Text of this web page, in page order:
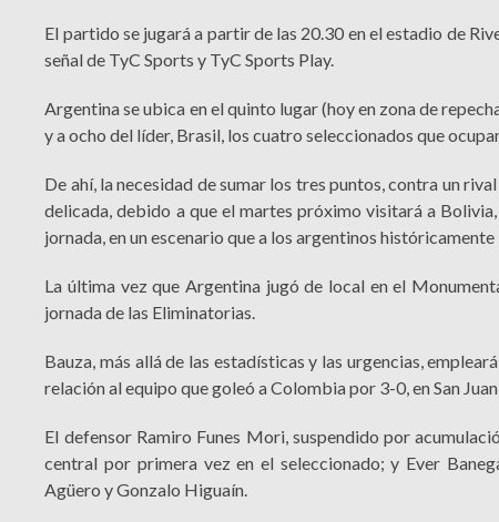
El partido se jugará a partir de las 20.30 en el estadio de
señal de TyC Sports y TyC Sports Play.
Argentina se ubica en el quinto lugar (hoy en zona de
y a ocho del líder, Brasil, los cuatro seleccionados que
De ahí, la necesidad de sumar los tres puntos, contra un
delicada, debido a que el martes próximo visitará a
jornada, en un escenario que a los argentinos
La última vez que Argentina jugó de local en el
jornada de las Eliminatorias.
Bauza, más allá de las estadísticas y las urgencias,
relación al equipo que goleó a Colombia por 3-0, en San
El defensor Ramiro Funes Mori, suspendido por
central por primera vez en el seleccionado; y Ever
Agüero y Gonzalo Higuaín.